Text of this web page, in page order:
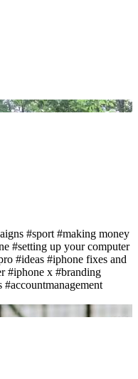
#sport #making money
#setting up your computer
#ideas #iphone fixes and
#iphone x #branding
#accountmanagement